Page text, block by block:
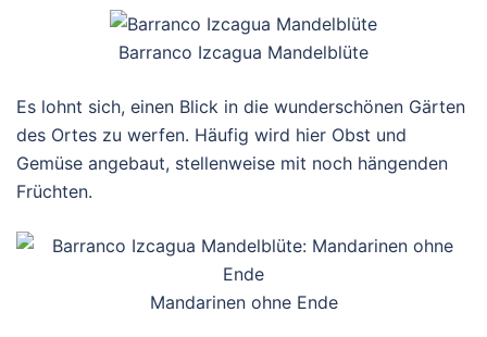
Barranco Izcagua Mandelblüte
Es lohnt sich, einen Blick in die wunderschönen Gärten
des Ortes zu werfen. Häufig wird hier Obst und
Gemüse angebaut, stellenweise mit noch hängenden
Früchten.
Mandarinen ohne Ende